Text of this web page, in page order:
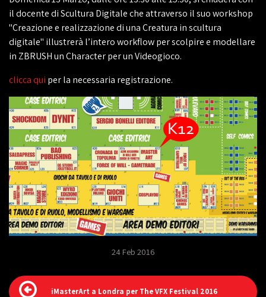
il docente di Scultura Digitale che attraverso il suo workshop
"Creazione e realizzazione di una Creatura in scultura
digitale" illustrerà l’intero workflow per scolpire e modellare
in ZBRUSH un Character per un Videogioco.
clicca qui per la necessaria registrazione.
24 Feb 2016
iMasterArt a Londra per The VFX Festival 2016